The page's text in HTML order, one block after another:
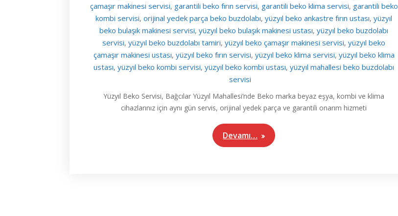
çamaşır makinesi servisi, garantili beko fırın servisi, garantili beko klima servisi, garantili beko
kombi servisi,orijinal yedek parça beko buzdolabı,yüzyıl beko ankastre fırın ustası,yüzyıl
beko bulaşık makinesi servisi,yüzyıl beko bulaşık makinesi ustası,yüzyıl beko buzdolabı
servisi,yüzyıl beko buzdolabı tamiri,yüzyıl beko çamaşır makinesi servisi,yüzyıl beko
çamaşır makinesi ustası, yüzyıl beko fırın servisi, yüzyıl beko klima servisi, yüzyıl beko klima
ustası,yüzyıl beko kombi servisi,yüzyıl beko kombi ustası,yüzyıl mahallesi beko buzdolabı
servisi
Yüzyıl Beko Servisi, Bağcılar Yüzyıl Mahallesi’nde Beko marka beyaz eşya, kombi ve klima
cihazlarınız için aynı gün servis, orijinal yedek parça ve garantili onarım hizmeti
Devamı…